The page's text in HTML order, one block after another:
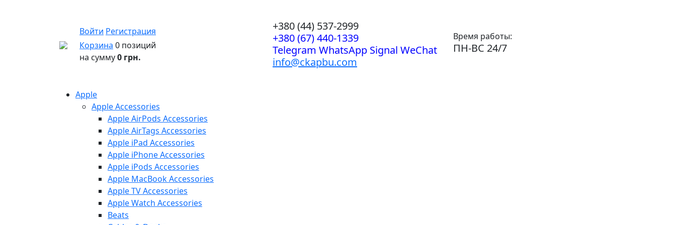
Войти Регистрация
Корзина 0 позиций
на сумму0 грн.
+380 (44) 537-2999
+380 (67) 440-1339
Telegram WhatsApp Signal WeChat
info@ckapbu.com
Время работы:
ПН-ВС 24/7
Apple
Apple Accessories
Apple AirPods Accessories
Apple AirTags Accessories
Apple iPad Accessories
Apple iPhone Accessories
Apple iPods Accessories
Apple MacBook Accessories
Apple TV Accessories
Apple Watch Accessories
Beats